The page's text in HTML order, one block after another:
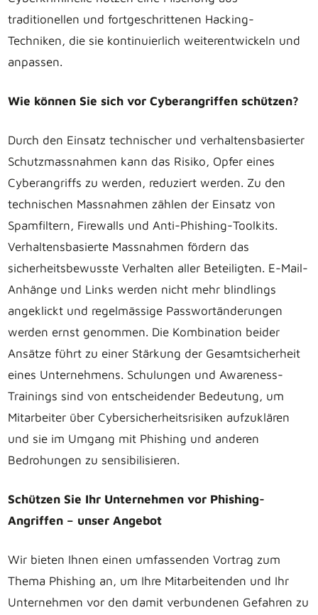
traditionellen und fortgeschrittenen Hacking-
Techniken, die sie kontinuierlich weiterentwickeln und
anpassen.
Wie können Sie sich vor Cyberangriffen schützen?
Durch den Einsatz technischer und verhaltensbasierter
Schutzmassnahmen kann das Risiko, Opfer eines
Cyberangriffs zu werden, reduziert werden. Zu den
technischen Massnahmen zählen der Einsatz von
Spamfiltern, Firewalls und Anti-Phishing-Toolkits.
Verhaltensbasierte Massnahmen fördern das
sicherheitsbewusste Verhalten aller Beteiligten. E-Mail-
Anhänge und Links werden nicht mehr blindlings
angeklickt und regelmässige Passwortänderungen
werden ernst genommen. Die Kombination beider
Ansätze führt zu einer Stärkung der Gesamtsicherheit
eines Unternehmens. Schulungen und Awareness-
Trainings sind von entscheidender Bedeutung, um
Mitarbeiter über Cybersicherheitsrisiken aufzuklären
und sie im Umgang mit Phishing und anderen
Bedrohungen zu sensibilisieren.
Schützen Sie Ihr Unternehmen vor Phishing-
Angriffen – unser Angebot
Wir bieten Ihnen einen umfassenden Vortrag zum
Thema Phishing an, um Ihre Mitarbeitenden und Ihr
Unternehmen vor den damit verbundenen Gefahren zu